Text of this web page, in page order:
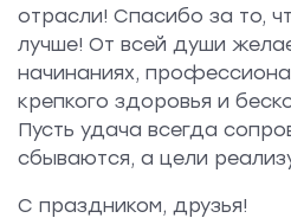
отрасли! Спасибо за то,
лучше! От всей души
начинаниях,
крепкого здоровья и
Пусть удача всегда
сбываются, а цели
С праздником, друзья!